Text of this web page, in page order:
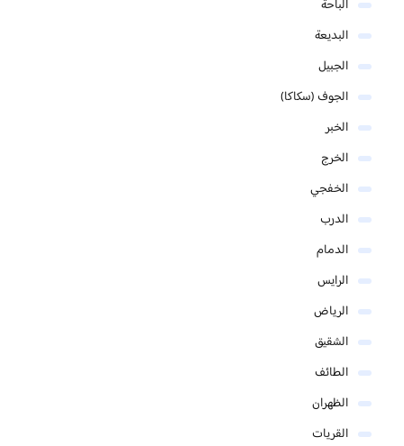
الباحة
البديعة
الجبيل
الجوف (سكاكا)
الخبر
الخرج
الخفجي
الدرب
الدمام
الرايس
الرياض
الشقيق
الطائف
الظهران
القريات